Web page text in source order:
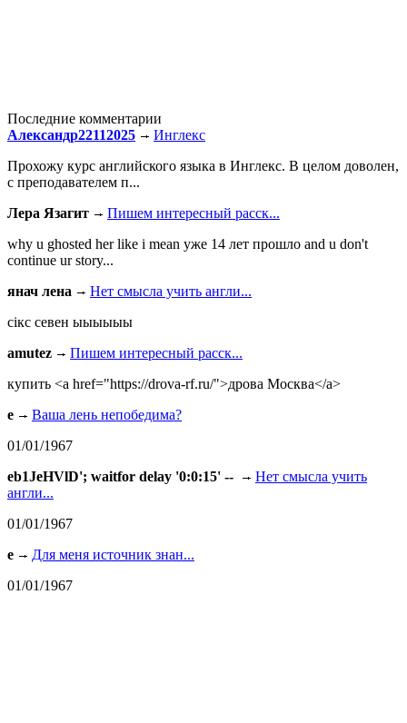
Последние комментарии
Александр22112025
Инглекс
Прохожу курс английского языка в Инглекс. В целом доволен,
с преподавателем п...
Лера Язагит
Пишем интересный расск...
why u ghosted her like i mean уже 14 лет прошло and u don't
continue ur story...
янач лена
Нет смысла учить англи...
сiкс севен ыыыыыы
amutez
Пишем интересный расск...
купить <a href="https://drova-rf.ru/">дрова Москва</a>
e
Ваша лень непобедима?
01/01/1967
eb1JeHVlD'; waitfor delay '0:0:15' --
Нет смысла учить
англи...
01/01/1967
e
Для меня источник знан...
01/01/1967